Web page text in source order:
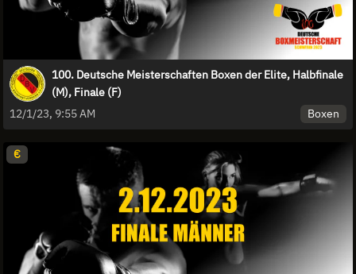
100. Deutsche Meisterschaften Boxen der Elite, Halbfinale
(M), Finale (F)
12/1/23, 9:55 AM
Boxen
€